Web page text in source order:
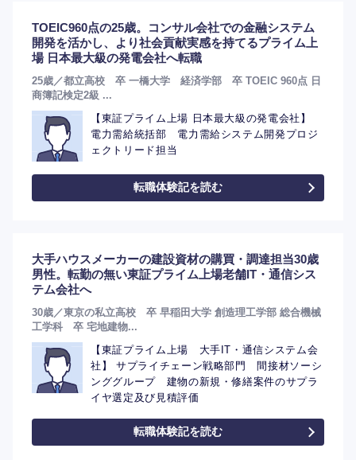
TOEIC960点の25歳。コンサル会社での金融システム
開発を活かし、より社会貢献実感を持てるプライム上
場 日本最大級の発電会社へ転職
25歳／都立高校 卒 一橋大学 経済学部 卒 TOEIC 960点 日
商簿記検定2級 ...
【東証プライム上場 日本最大級の発電会社】
電力需給統括部 電力需給システム開発プロジ
ェクトリード担当
転職体験記を読む
大手ハウスメーカーの建設資材の購買・調達担当30歳
男性。転勤の無い東証プライム上場老舗IT・通信シス
テム会社へ
30歳／東京の私立高校 卒 早稲田大学 創造理工学部 総合機械
工学科 卒 宅地建物...
【東証プライム上場 大手IT・通信システム会
社】 サプライチェーン戦略部門 間接材ソーシ
ンググループ 建物の新規・修繕案件のサプラ
イヤ選定及び見積評価
転職体験記を読む